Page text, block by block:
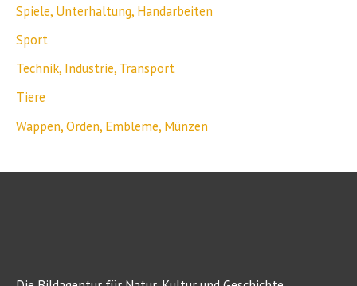
Spiele, Unterhaltung, Handarbeiten
Sport
Technik, Industrie, Transport
Tiere
Wappen, Orden, Embleme, Münzen